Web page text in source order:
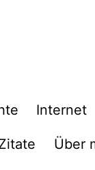
Internet
Über